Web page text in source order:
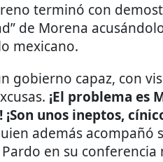
terminó con
de Morena
mexicano.
gobierno capaz, con
¡El problema es
unos ineptos,
además acompañó
en su